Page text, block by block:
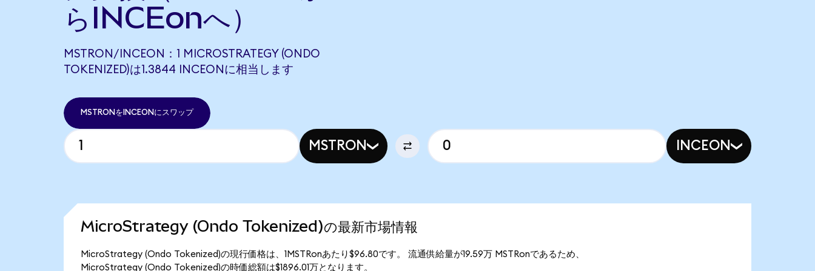
らINCEonへ）
MSTRON/INCEON：1 MICROSTRATEGY (ONDO
TOKENIZED)は1.3844 INCEONに相当します
MSTRONをINCEONにスワップ
MSTRON INCEON
MicroStrategy (Ondo Tokenized)の最新市場情報
MicroStrategy (Ondo Tokenized)の現行価格は、1MSTRonあたり$96.80です。 流通供給量が19.59万 MSTRonであるため、
MicroStrategy (Ondo Tokenized)の時価総額は$1896.01万となります。